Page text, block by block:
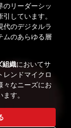
のリーダーシッ
しています。
代のデジタルラ
ムのあらゆる層
組織においてサ
レンドマイクロ
々なニーズにお
す。